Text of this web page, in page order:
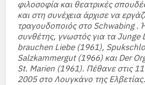
φιλοσοφία και θεατρικές
και στη συνέχεια άρχισε να
τραγουδοποιός στο Schwabing .
συνθέτης, γνωστός για τα Junge
brauchen Liebe (1961),
Salzkammergut (1966) και Der
St. Marien (1961). Πέθανε στις
2005 στο Λουγκάνο της Ελβετίας.